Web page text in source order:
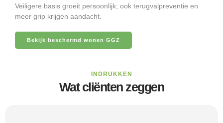
Veiligere basis groeit persoonlijk; ook terugvalpreventie en
meer grip krijgen aandacht.
Bekijk beschermd wonen GGZ
INDRUKKEN
Wat cliënten zeggen